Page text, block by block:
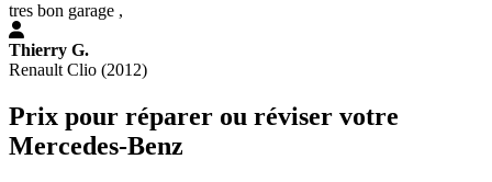
tres bon garage ,
Thierry G.
Renault Clio (2012)
Prix pour réparer ou réviser votre
Mercedes-Benz